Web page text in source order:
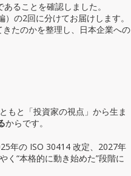
対象プログラム
ることを確認しました。
の2回に分けてお届けします。
たのかを整理し、日本企業への
もと「投資家の視点」から生ま
からです。
年の ISO 30414 改定、2027年
く“本格的に動き始めた”段階に